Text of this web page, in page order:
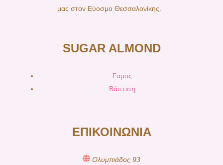
μας στον Εύοσμο Θεσσαλονίκης.
SUGAR ALMOND
Γαμος
Βάπτιση
ΕΠΙΚΟΙΝΩΝΙΑ
Ολυμπιάδος 93